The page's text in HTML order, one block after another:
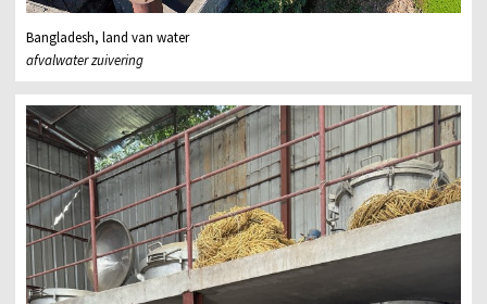
Bangladesh, land van water
afvalwater zuivering